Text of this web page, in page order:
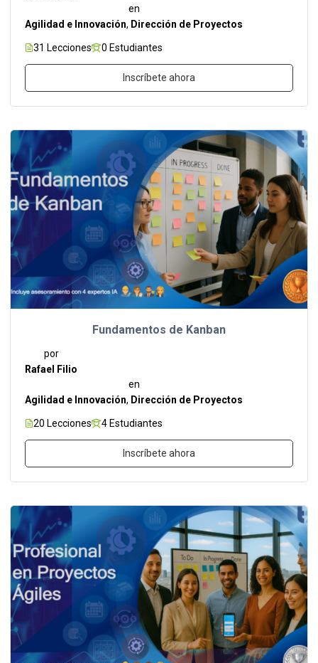
en
Agilidad e Innovación, Dirección de Proyectos
31 Lecciones 0 Estudiantes
Inscríbete ahora
Fundamentos de Kanban
por
Rafael Filio
en
Agilidad e Innovación, Dirección de Proyectos
20 Lecciones 4 Estudiantes
Inscríbete ahora